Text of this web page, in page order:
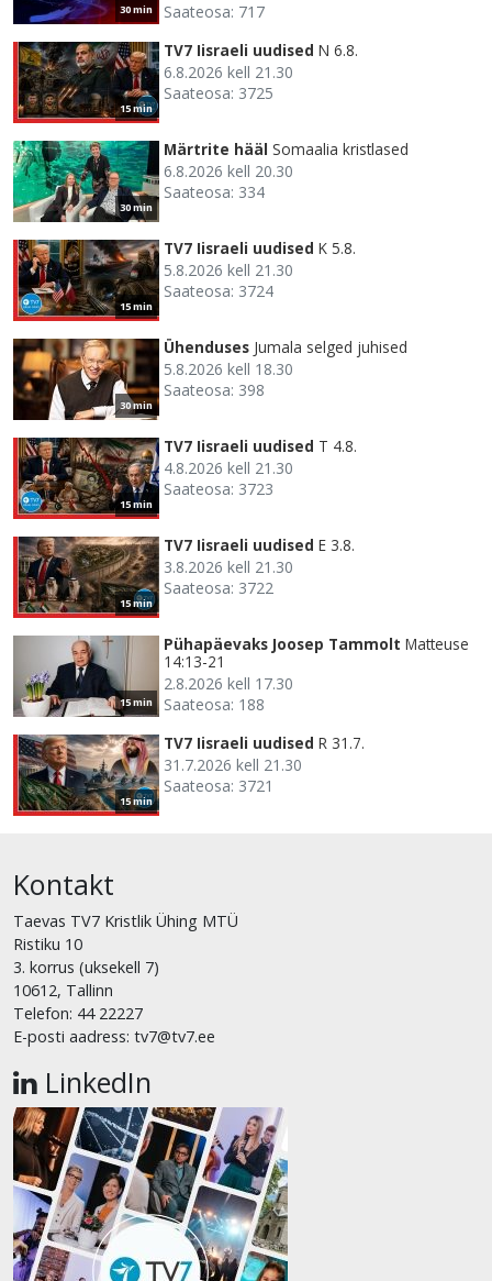
30 min
Saateosa: 717
15 min
TV7 Iisraeli uudised N 6.8.
6.8.2026 kell 21.30
Saateosa: 3725
30 min
Märtrite hääl Somaalia kristlased
6.8.2026 kell 20.30
Saateosa: 334
15 min
TV7 Iisraeli uudised K 5.8.
5.8.2026 kell 21.30
Saateosa: 3724
30 min
Ühenduses Jumala selged juhised
5.8.2026 kell 18.30
Saateosa: 398
15 min
TV7 Iisraeli uudised T 4.8.
4.8.2026 kell 21.30
Saateosa: 3723
15 min
TV7 Iisraeli uudised E 3.8.
3.8.2026 kell 21.30
Saateosa: 3722
15 min
Pühapäevaks Joosep Tammolt Matteuse
14:13-21
2.8.2026 kell 17.30
Saateosa: 188
15 min
TV7 Iisraeli uudised R 31.7.
31.7.2026 kell 21.30
Saateosa: 3721
Kontakt
Taevas TV7 Kristlik Ühing MTÜ
Ristiku 10
3. korrus (uksekell 7)
10612, Tallinn
Telefon: 44 22227
E-posti aadress: tv7@tv7.ee
LinkedIn